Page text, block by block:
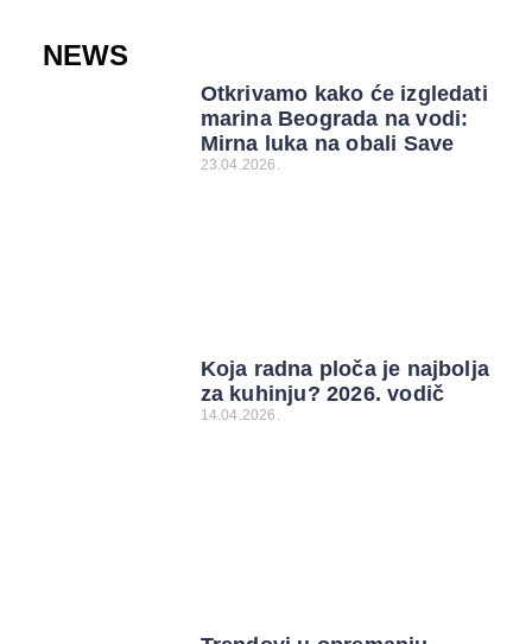
NEWS
Otkrivamo kako će izgledati
marina Beograda na vodi:
Mirna luka na obali Save
23.04.2026.
Koja radna ploča je najbolja
za kuhinju? 2026. vodič
14.04.2026.